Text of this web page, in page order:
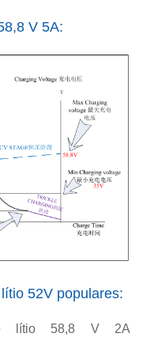
V 5A:
52V populares:
lítio 58,8 V 2A